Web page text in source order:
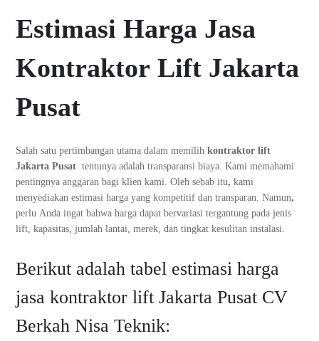
Estimasi Harga Jasa
Kontraktor Lift Jakarta
Pusat
Salah satu pertimbangan utama dalam memilihkontraktor lift
Jakarta Pusat tentunya adalah transparansi biaya. Kami memahami
pentingnya anggaran bagi klien kami. Oleh sebab itu, kami
menyediakan estimasi harga yang kompetitif dan transparan. Namun,
perlu Anda ingat bahwa harga dapat bervariasi tergantung pada jenis
lift, kapasitas, jumlah lantai, merek, dan tingkat kesulitan instalasi.
Berikut adalah tabel estimasi harga
jasa kontraktor lift Jakarta Pusat CV
Berkah Nisa Teknik: